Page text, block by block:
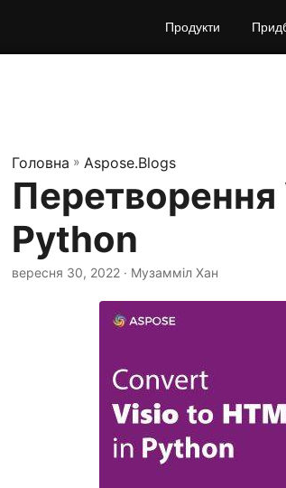
Продукти
Головна » Aspose.Blogs
Перетворення
Python
вересня 30, 2022 · Музамміл Хан